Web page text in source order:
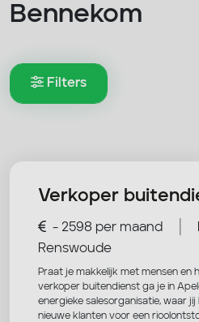
Bennekom
Filters
Verkoper
- 2598 per maand
Renswoude
Praat je makkelijk met mensen en
verkoper buitendienst ga je in
energieke salesorganisatie, waar
nieuwe klanten voor een